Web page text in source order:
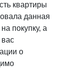
квартиры
данная
покупку, а
о